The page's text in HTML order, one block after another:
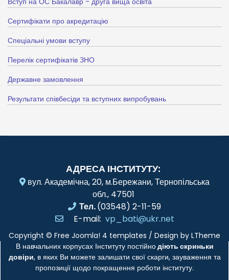
Сертифікати про акредитацію
Спеціальні умови вступу
Перелік сертифікатів ЗНО
Державне замовлення
Результати співбесіди та вступних випробувань
АДРЕСА ІНСТИТУТУ:
вул. Академічна, 20, м.Бережани, Тернопільська
обл., 47501
Тел.(03548) 2-11-59
E-mail: vp_bati@ukr.net
Copyright © Free Joomla! 4 templates / Design by LTheme
В навчальних корпусах Інституту постійнодіють скриньки
довіри, в яких Ви можете залишати свої скарги, зауваження та
пропозиції щодо покращення роботи інституту.